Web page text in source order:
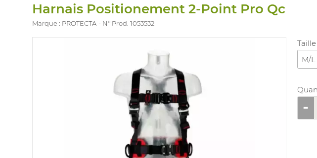
Harnais Positionement 2-Point Pro Qc
Marque : PROTECTA N° Prod. 1053532
M/L